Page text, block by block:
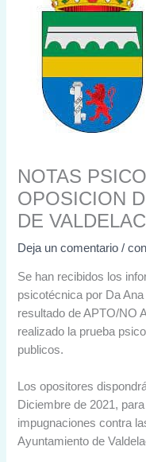
NOTAS
OPOSICION
DE
Deja un comentario /
Se han recibidos los
psicotécnica por Da
resultado de APTO/NO
realizado la prueba
publicos.
Los opositores
Diciembre de 2021,
impugnaciones contra
Ayuntamiento de